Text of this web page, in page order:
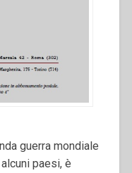
guerra mondiale
paesi, è